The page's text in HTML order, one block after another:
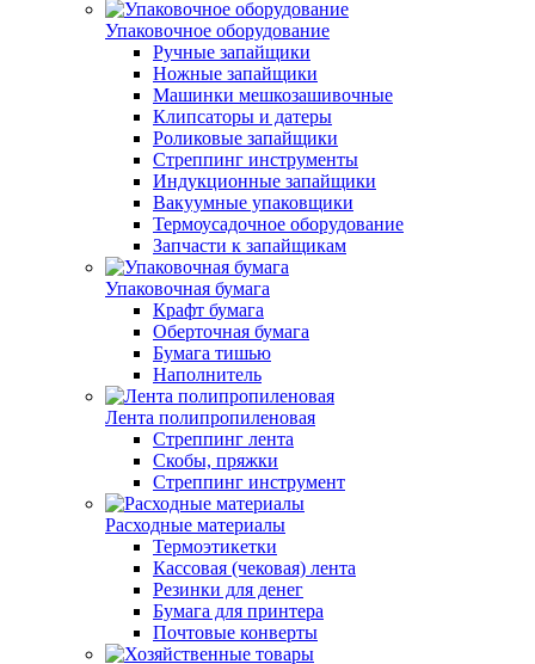
Упаковочное оборудование
Ручные запайщики
Ножные запайщики
Машинки мешкозашивочные
Клипсаторы и датеры
Роликовые запайщики
Стреппинг инструменты
Индукционные запайщики
Вакуумные упаковщики
Термоусадочное оборудование
Запчасти к запайщикам
Упаковочная бумага
Крафт бумага
Оберточная бумага
Бумага тишью
Наполнитель
Лента полипропиленовая
Стреппинг лента
Скобы, пряжки
Стреппинг инструмент
Расходные материалы
Термоэтикетки
Кассовая (чековая) лента
Резинки для денег
Бумага для принтера
Почтовые конверты